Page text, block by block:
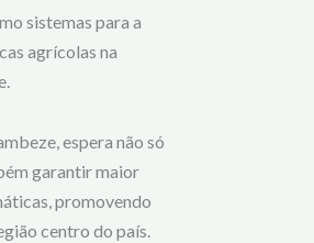
sistemas para a
agrícolas na
espera não só
garantir maior
promovendo
centro do país.